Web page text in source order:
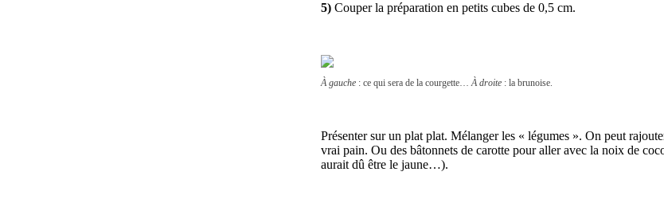
5) Couper la préparation en petits cubes de 0,5 cm.
À gauche : ce qui sera de la courgette…À droite : la brunoise.
Présenter sur un plat plat. Mélanger les « légumes ». On peut
vrai pain. Ou des bâtonnets de carotte pour aller avec la noix de
aurait dû être le jaune…).